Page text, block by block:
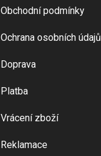
Obchodní podmínky
Ochrana osobních údajů
Doprava
Platba
Vrácení zboží
Reklamace